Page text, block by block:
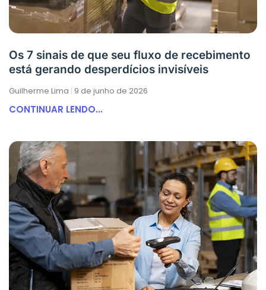
Os 7 sinais de que seu fluxo de recebimento
está gerando desperdícios invisíveis
Guilherme Lima 9 de junho de 2026
CONTINUAR LENDO...